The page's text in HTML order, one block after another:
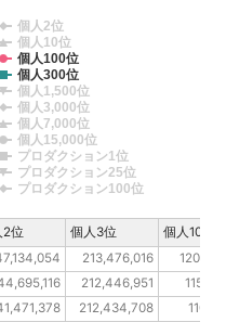
個人2位
個人10位
個人100位
個人300位
個人1,500位
個人3,000位
個人7,000位
個人15,000位
プロダクション1位
プロダクション25位
プロダクション100位
213,476,016
212,446,951
212,434,708
2位 個人3位
個人10位